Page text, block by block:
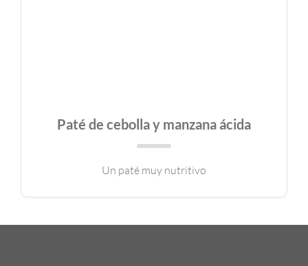
Paté de cebolla y manzana ácida
Un paté muy nutritivo